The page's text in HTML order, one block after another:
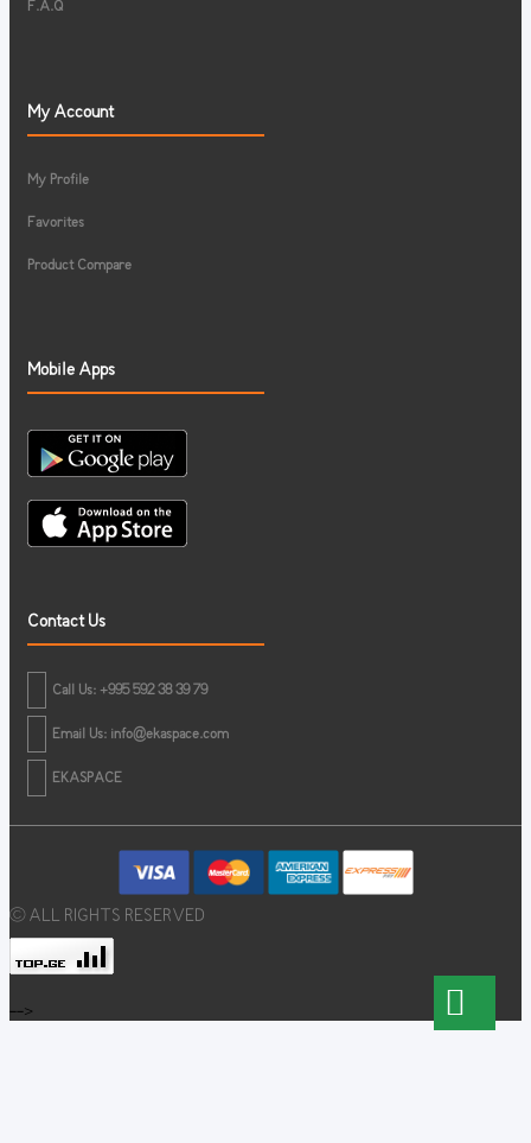
F.A.Q
My Account
My Profile
Favorites
Product Compare
Mobile Apps
Contact Us
Call Us: +995 592 38 39 79
Email Us: info@ekaspace.com
EKASPACE
© ALL RIGHTS RESERVED
-->